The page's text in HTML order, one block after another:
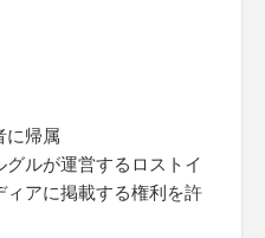
に帰属
ルが運営するロストイ
ィアに掲載する権利を許